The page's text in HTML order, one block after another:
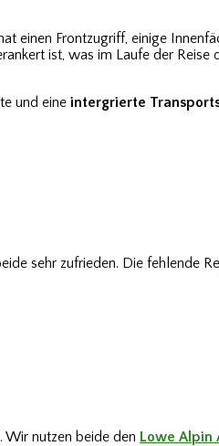
einen Frontzugriff, einige
ist, was im Laufe der Reise
und eine intergrierte
sehr zufrieden. Die fehlende
Wir nutzen beide den Lowe Alpin